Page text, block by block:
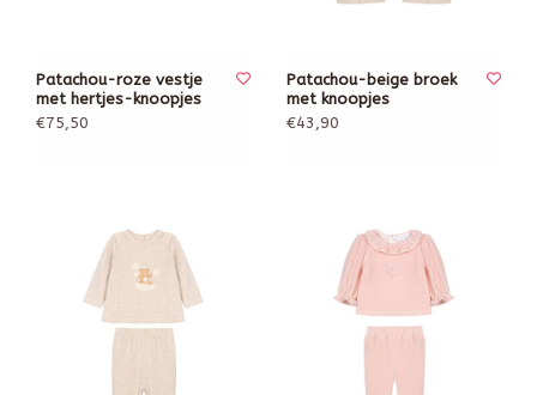
Patachou-roze vestje
met hertjes-knoopjes
€75,50
Patachou-beige broek
met knoopjes
€43,90